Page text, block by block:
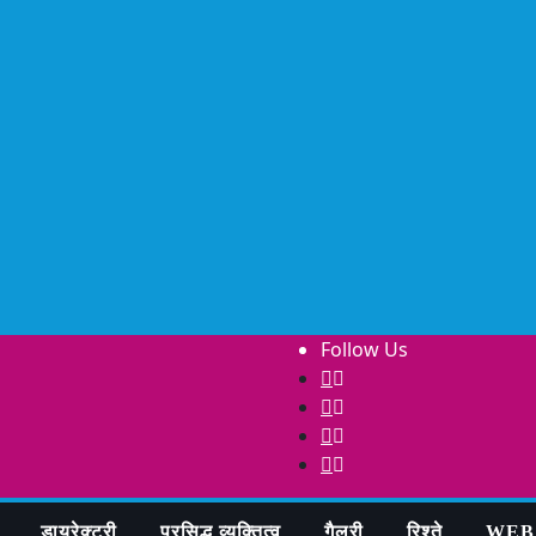
Follow Us
डायरेक्टरी प्रसिद्ध व्यक्तित्व गैलरी रिश्ते